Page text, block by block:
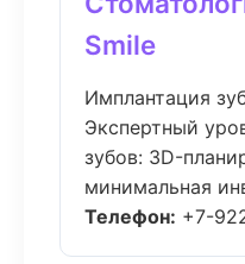
Smile
Имплантация
Экспертный
зубов: 3D-
минимальная
Телефон: +7-